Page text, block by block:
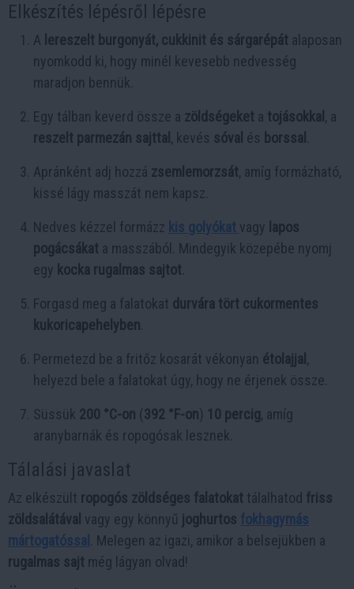
Elkészítés lépésről lépésre
A lereszelt burgonyát, cukkinit és sárgarépát alaposan
nyomkodd ki, hogy minél kevesebb nedvesség
maradjon bennük.
Egy tálban keverd össze a zöldségeket a tojásokkal , a
reszelt parmezán sajttal , kevés sóval és borssal
Apránként adj hozzá zsemlemorzsát, amíg formázható,
kissé lágy masszát nem kapsz.
Nedves kézzel formázz kis golyókat vagy lapos
pogácsákat a masszából. Mindegyik közepébe nyomj
egy kocka rugalmas sajtot
Forgasd meg a falatokat durvára tört cukormentes
kukoricapehelyben
Permetezd be a fritőz kosarát vékonyan étolajjal ,
helyezd bele a falatokat úgy, hogy ne érjenek össze.
Süssük 200 °C-on (392 °F-on) 10 percig, amíg
aranybarnák és ropogósak lesznek.
Tálalási javaslat
Az elkészült ropogós zöldséges falatokat tálalhatod friss
zöldsalátával vagy egy könnyű joghurtos fokhagymás
mártogatóssal
. Melegen az igazi, amikor a belsejükben a
rugalmas sajt még lágyan olvad!